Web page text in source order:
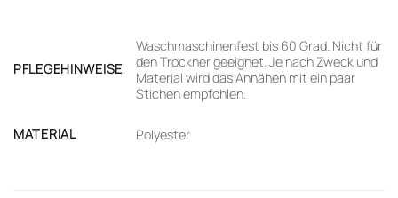
PFLEGEHINWEISE
Waschmaschinenfest bis 60 Grad. Nicht für
den Trockner geeignet. Je nach Zweck und
Material wird das Annähen mit ein paar
Stichen empfohlen.
MATERIAL Polyester